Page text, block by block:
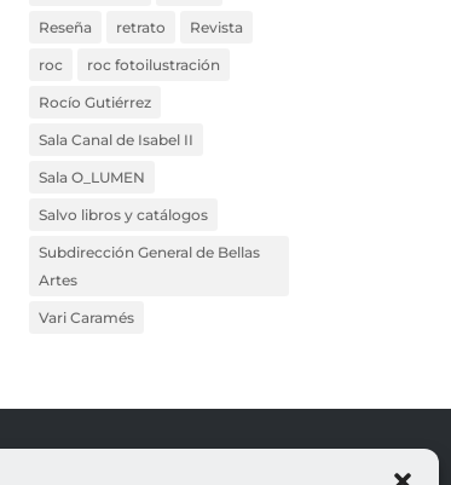
Reseña retrato Revista
roc roc fotoilustración
Rocío Gutiérrez
Sala Canal de Isabel II
Sala O_LUMEN
Salvo libros y catálogos
Subdirección General de Bellas
Artes
Vari Caramés